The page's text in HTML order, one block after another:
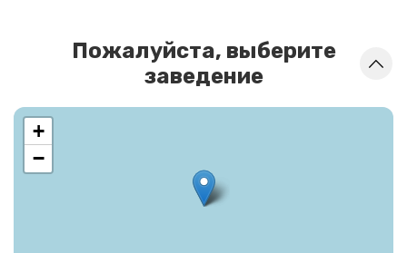
Пожалуйста, выберите
заведение
+
−